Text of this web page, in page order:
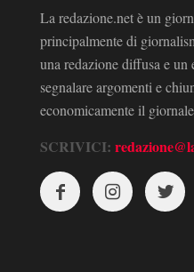
La redazione.net è un
principalmente di
una redazione diffusa e
segnalare argomenti e
economicamente il
SCRIVICI: